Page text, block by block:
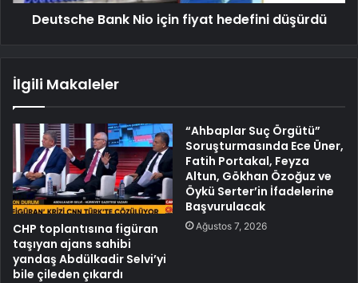
Deutsche Bank Nio için fiyat hedefini düşürdü
İlgili Makaleler
CHP toplantısına figüran
taşıyan ajans sahibi
yandaş Abdülkadir Selvi’yi
bile çileden çıkardı
“Ahbaplar Suç Örgütü”
Soruşturmasında Ece Üner,
Fatih Portakal, Feyza
Altun, Gökhan Özoğuz ve
Öykü Serter’in İfadelerine
Başvurulacak
Ağustos 7, 2026